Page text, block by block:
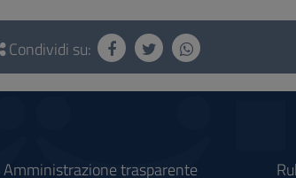
Condividi su:
Amministrazione trasparente